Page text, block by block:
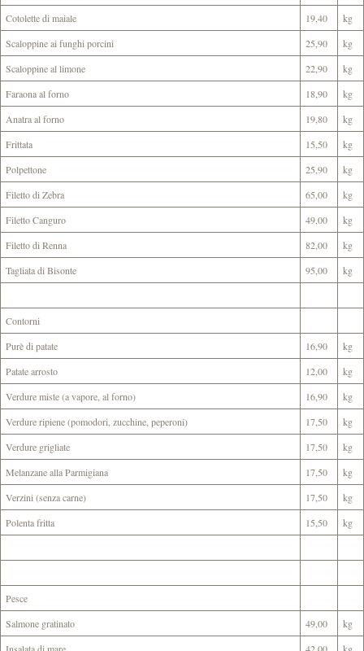
Cotolette di maiale
19,40
kg
Scaloppine ai funghi porcini
25,90
kg
Scaloppine al limone
22,90
kg
Faraona al forno
18,90
kg
Anatra al forno
19,80
kg
Frittata
15,50
kg
Polpettone
25,90
kg
Filetto di Zebra
65,00
kg
Filetto Canguro
49,00
kg
Filetto di Renna
82,00
kg
Tagliata di Bisonte
95,00 kg
Contorni
Purè di patate
16,90
kg
Patate arrosto
12,00
kg
Verdure miste (a vapore, al forno)
16,90
kg
Verdure ripiene (pomodori, zucchine, peperoni)
17,50
kg
Verdure grigliate
17,50
kg
Melanzane alla Parmigiana
17,50
kg
Verzini (senza carne)
17,50
kg
Polenta fritta
15,50 kg
Pesce
Salmone gratinato
49,00
kg